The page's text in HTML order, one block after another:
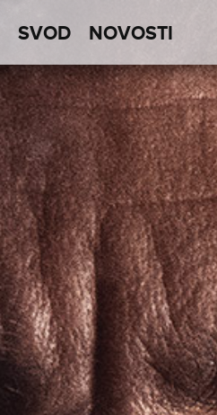
SVOD NOVOSTI